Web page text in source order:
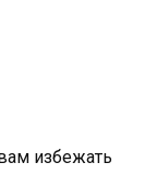
избежать